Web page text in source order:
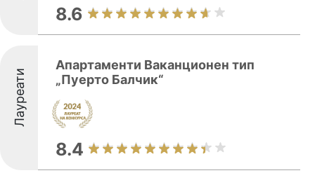
8.6
Лауреати
Апартаменти Ваканционен тип
„Пуерто Балчик“
8.4